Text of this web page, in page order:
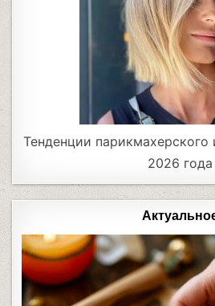
Тенденции парикмахерского
2026 года